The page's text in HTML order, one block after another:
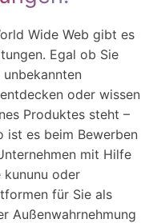
Wide Web gibt es
Egal ob Sie
oder wissen
Produktes steht –
ist es beim Bewerben
mit Hilfe
oder
für Sie als
Außenwahrnehmung